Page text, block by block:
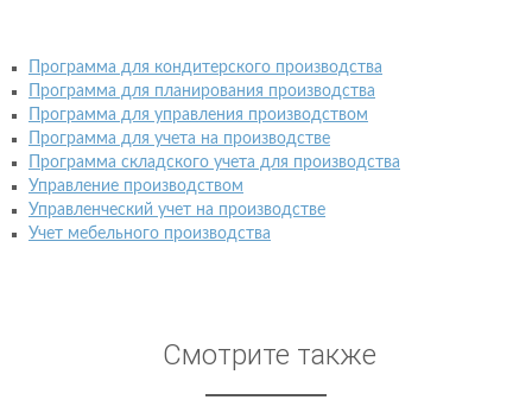
Программа для кондитерского производства
Программа для планирования производства
Программа для управления производством
Программа для учета на производстве
Программа складского учета для производства
Управление производством
Управленческий учет на производстве
Учет мебельного производства
Смотрите также